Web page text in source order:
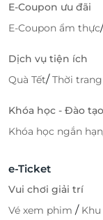
E-Coupon ưu đãi
E-Coupon ẩm thực
Dịch vụ tiện ích
Quà Tết/Thời
Khóa học - Đào tạo
Khóa học ngắn hạn
e-Ticket
Vui chơi giải trí
Vé xem phim /